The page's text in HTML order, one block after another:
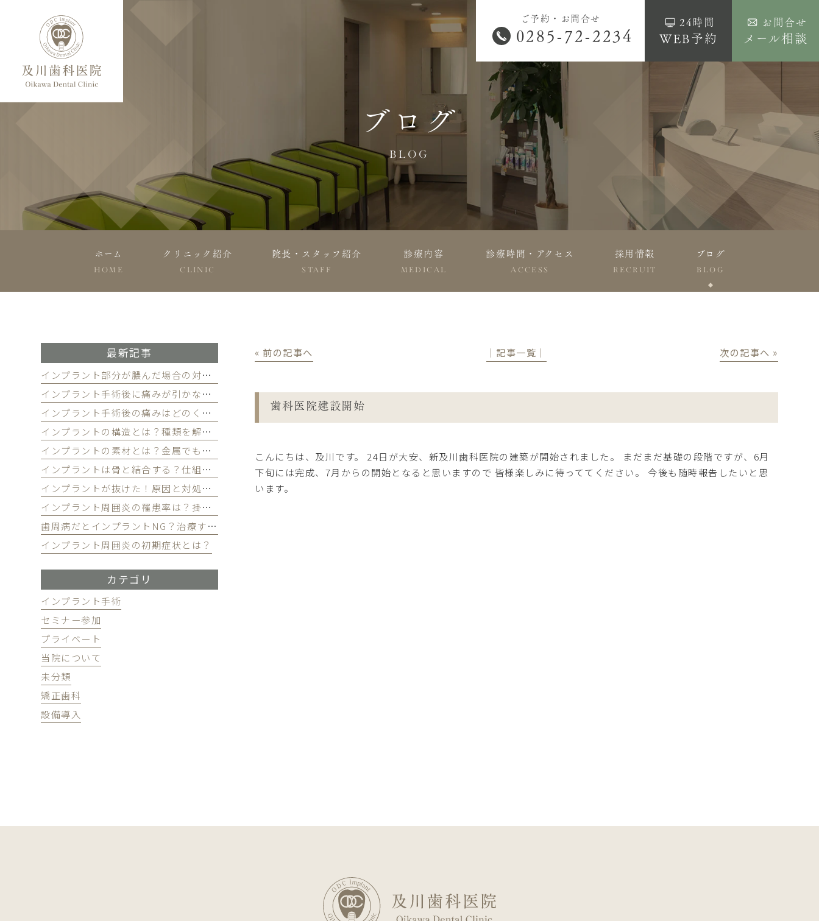
ご予約・お問合せ
0285-72-2234
24時間
WEB予約
お問合せ
メール相談
ブログ
BLOG
ホーム
HOME
クリニック紹介
CLINIC
院長・スタッフ紹介
STAFF
診療内容
MEDICAL
診療時間・アクセス
ACCESS
採用情報
RECRUIT
ブログ
BLOG
« 前の記事へ │記事一覧│ 次の記事へ »
歯科医院建設開始
こんにちは、及川です。 24日が大安、新及川歯科医院の建築が開始されました。 まだまだ基礎の段階ですが、6月
下旬には完成、7月からの開始となると思いますので 皆様楽しみに待っててください。 今後も随時報告したいと思
います。
最新記事
インプラント部分が膿んだ場合の対処法を解説
インプラント手術後に痛みが引かない！その理由と対処法を解説
インプラント手術後の痛みはどのくらい続く？和らげるには？
インプラントの構造とは？種類を解説！
インプラントの素材とは？金属でも安全な理由とは
インプラントは骨と結合する？仕組みを徹底解説
インプラントが抜けた！原因と対処法を徹底解説
インプラント周囲炎の罹患率は？掛からないための3つの習慣
歯周病だとインプラントNG？治療するとどうなる？
インプラント周囲炎の初期症状とは？
カテゴリ
インプラント手術
セミナー参加
プライベート
当院について
未分類
矯正歯科
設備導入